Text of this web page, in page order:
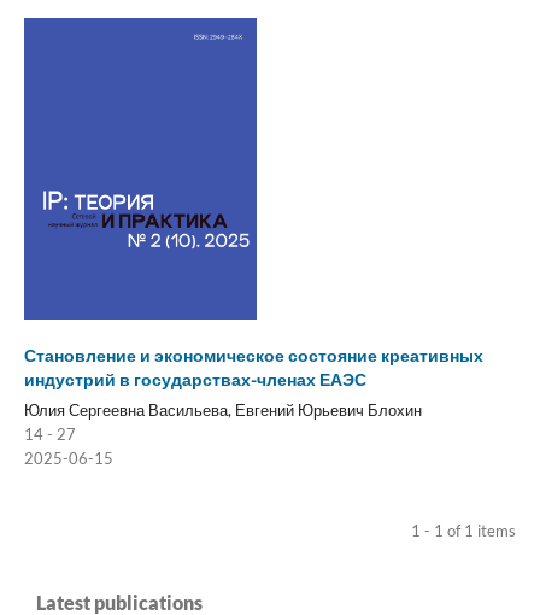
Становление и экономическое состояние креативных
индустрий в государствах-членах ЕАЭС
Юлия Сергеевна Васильева, Евгений Юрьевич Блохин
14 - 27
2025-06-15
1 - 1 of 1 items
Latest publications